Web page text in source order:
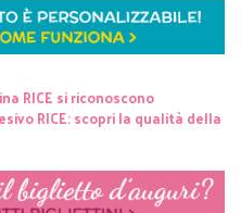
RICE si riconoscono
RICE: scopri la qualità della